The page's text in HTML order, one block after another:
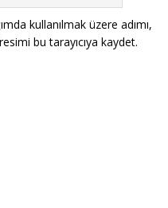
kullanılmak üzere adımı,
bu tarayıcıya kaydet.